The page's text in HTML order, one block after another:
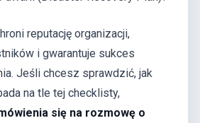
reputację organizacji,
i gwarantuje sukces
Jeśli chcesz sprawdzić, jak
na tle tej checklisty,
się na rozmowę o